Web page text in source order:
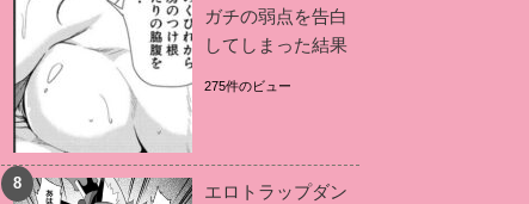
ガチの弱点を告白
してしまった結果
275件のビュー
エロトラップダン